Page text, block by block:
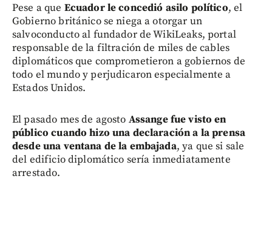
Pese a que Ecuador le concedió asilo político, el
Gobierno británico se niega a otorgar un
salvoconducto al fundador de WikiLeaks, portal
responsable de la filtración de miles de cables
diplomáticos que comprometieron a gobiernos de
todo el mundo y perjudicaron especialmente a
Estados Unidos.
El pasado mes de agosto Assange fue visto en
público cuando hizo una declaración a la prensa
desde una ventana de la embajada, ya que si sale
del edificio diplomático sería inmediatamente
arrestado.